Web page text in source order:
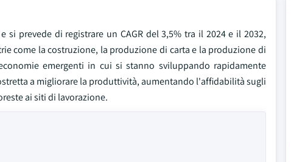
prevede di registrare un CAGR del 3,5% tra il 2024 e il 2032,
come la costruzione, la produzione di carta e la produzione di
emergenti in cui si stanno sviluppando rapidamente
a migliorare la produttività, aumentando l'affidabilità sugli
ai siti di lavorazione.